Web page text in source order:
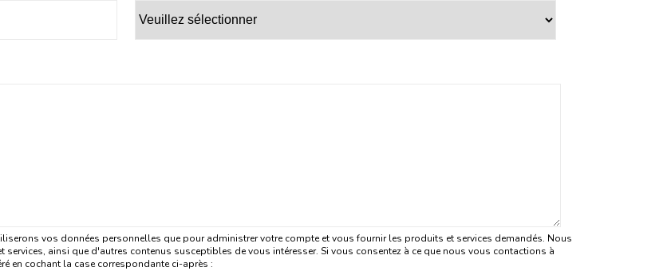
vos données personnelles que pour administrer votre compte et vous fournir les produits et services demandés. Nous
ainsi que d'autres contenus susceptibles de vous intéresser. Si vous consentez à ce que nous vous contactions à
en cochant la case correspondante ci-après :